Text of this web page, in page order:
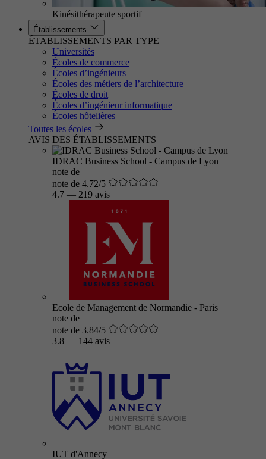
Kinésithérapeute sportif
Établissements
ÉTABLISSEMENTS PAR TYPE
Universités
Écoles de commerce
Écoles d’ingénieurs
Écoles des métiers de l’architecture
Écoles de droit
Écoles d’ingénieur informatique
Écoles hôtelières
Toutes les écoles
AVIS DES ÉTABLISSEMENTS
IDRAC Business School - Campus de Lyon
note de
note de 4.72/5
4.7 — 219 avis
Ecole de Management de Normandie - Paris
note de
note de 3.84/5
3.8 — 144 avis
IUT d'Annecy